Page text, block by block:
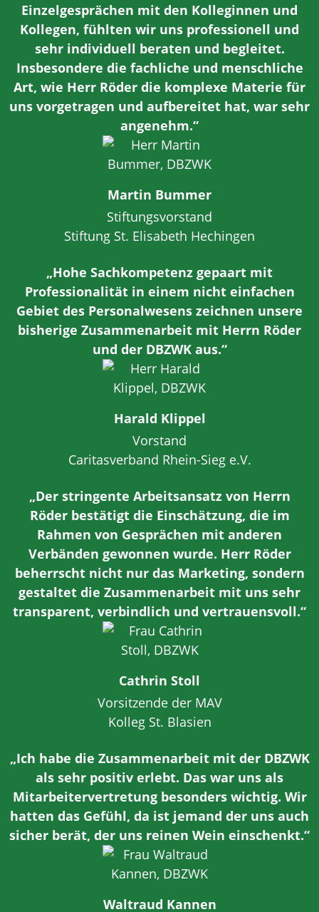
Einzelgesprächen mit den Kolleginnen und
Kollegen, fühlten wir uns professionell und
sehr individuell beraten und begleitet.
Insbesondere die fachliche und menschliche
Art, wie Herr Röder die komplexe Materie für
uns vorgetragen und aufbereitet hat, war sehr
angenehm.“
Martin Bummer
Stiftungsvorstand
Stiftung St. Elisabeth Hechingen
„Hohe Sachkompetenz gepaart mit
Professionalität in einem nicht einfachen
Gebiet des Personalwesens zeichnen unsere
bisherige Zusammenarbeit mit Herrn Röder
und der DBZWK aus.“
Harald Klippel
Vorstand
Caritasverband Rhein-Sieg e.V.
„Der stringente Arbeitsansatz von Herrn
Röder bestätigt die Einschätzung, die im
Rahmen von Gesprächen mit anderen
Verbänden gewonnen wurde. Herr Röder
beherrscht nicht nur das Marketing, sondern
gestaltet die Zusammenarbeit mit uns sehr
transparent, verbindlich und vertrauensvoll.“
Cathrin Stoll
Vorsitzende der MAV
Kolleg St. Blasien
„Ich habe die Zusammenarbeit mit der DBZWK
als sehr positiv erlebt. Das war uns als
Mitarbeitervertretung besonders wichtig. Wir
hatten das Gefühl, da ist jemand der uns auch
sicher berät, der uns reinen Wein einschenkt.“
Waltraud Kannen